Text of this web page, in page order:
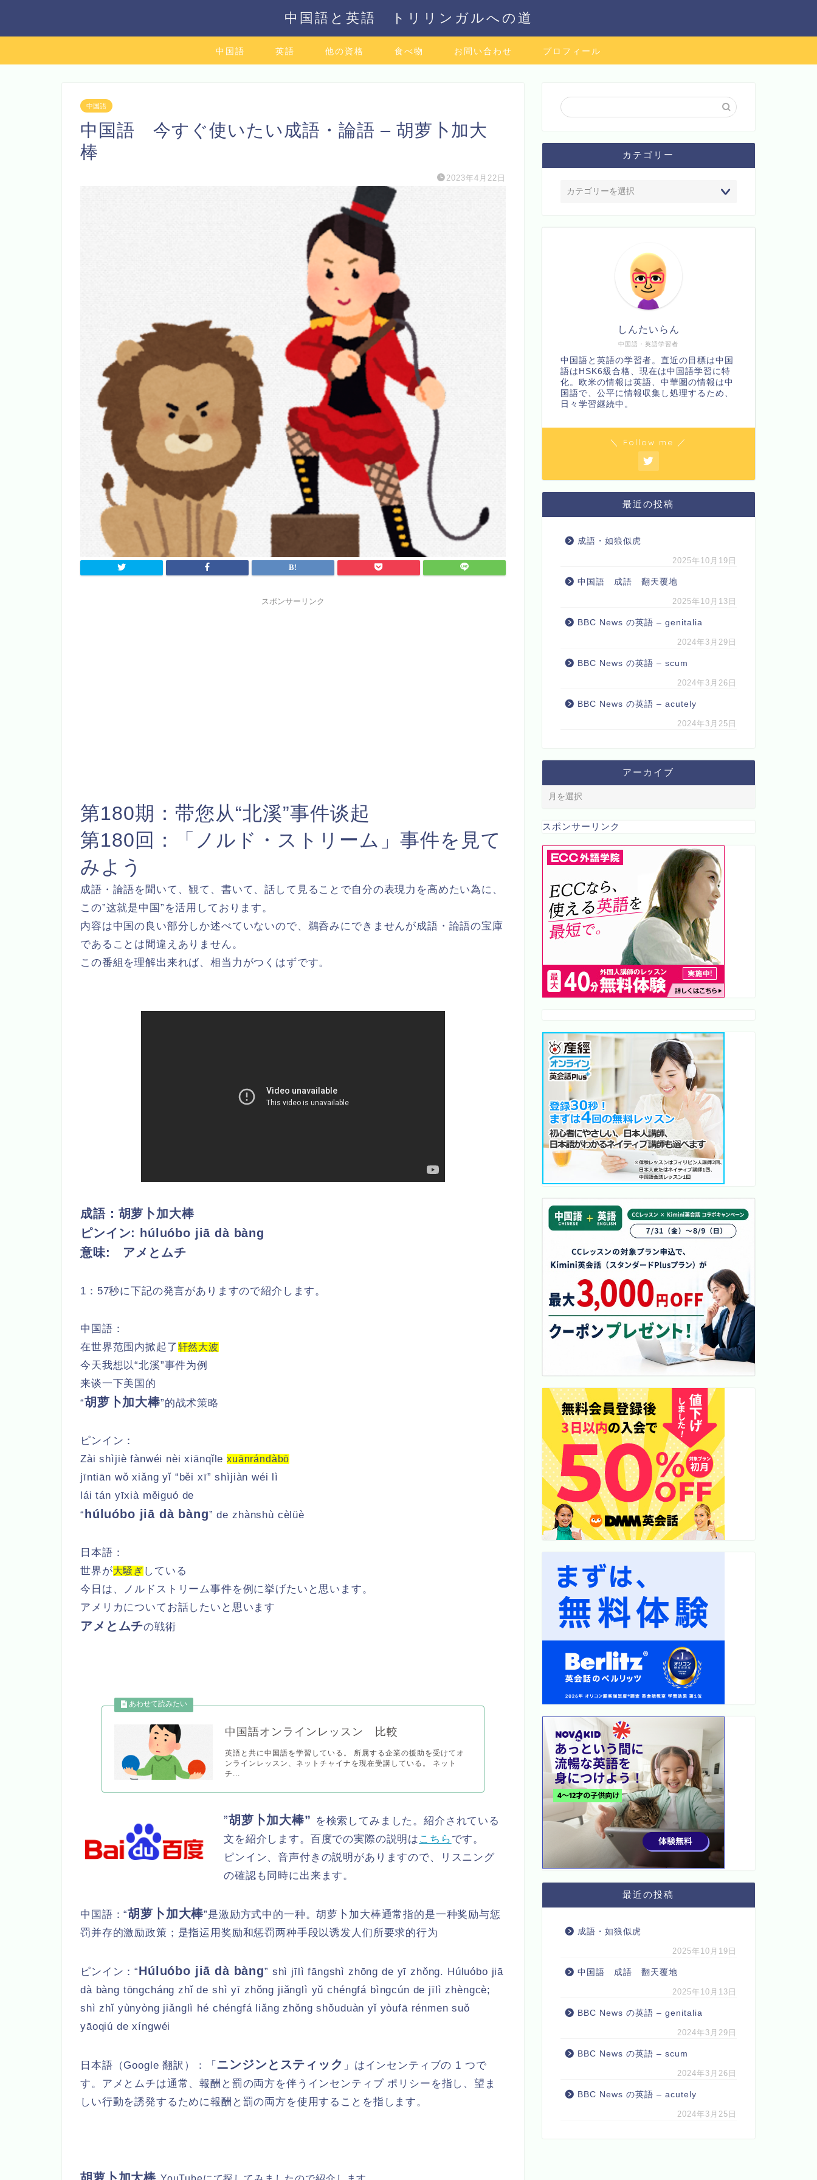
中国語と英語 トリリンガルへの道
中国語 英語 他の資格 食べ物 お問い合わせ プロフィール
中国語
中国語 今すぐ使いたい成語・論語 – 胡萝卜加大
棒
2023年4月22日
スポンサーリンク
第180期：带您从“北溪”事件谈起
第180回：「ノルド・ストリーム」事件を見て
みよう
成語・論語を聞いて、観て、書いて、話して見ることで自分の表現力を高めたい為に、
この”这就是中国”を活用しております。
内容は中国の良い部分しか述べていないので、鵜呑みにできませんが成語・論語の宝庫
であることは間違えありません。
この番組を理解出来れば、相当力がつくはずです。
成語： 胡萝卜加大棒
ピンイン:
húluóbo jiā dà bàng
意味: アメとムチ
1：57秒に下記の発言がありますので紹介します。
中国語：
在世界范围内掀起了轩然大波
今天我想以“北溪”事件为例
来谈一下美国的
“胡萝卜加大棒”的战术策略
ピンイン：
Zài shìjiè fànwéi nèi xiānqǐlexuānrándàbō
jīntiān wǒ xiǎng yǐ “běi xī” shìjiàn wéi lì
lái tán yīxià měiguó de
“ húluóbo jiā dà bàng” de zhànshù cèlüè
日本語：
世界が大騒ぎ している
今日は、ノルドストリーム事件を例に挙げたいと思います。
アメリカについてお話したいと思います
アメとムチの戦術
中国語オンラインレッスン 比較
英語と共に中国語を学習している。 所属する企業の援助を受けてオ
ンラインレッスン、ネットチャイナを現在受講している。 ネット
チ...
”胡萝卜加大棒” を検索してみました。紹介されている
文を紹介します。百度での実際の説明は こちら です。
ピンイン、音声付きの説明がありますので、リスニング
の確認も同時に出来ます。
中国語：“胡萝卜加大棒”是激励方式中的一种。胡萝卜加大棒通常指的是一种奖励与惩
罚并存的激励政策；是指运用奖励和惩罚两种手段以诱发人们所要求的行为
ピンイン：“Húluóbo jiā dà bàng” shì jīlì fāngshì zhōng de yī zhǒng. Húluóbo jiā
dà bàng tōngcháng zhǐ de shì yī zhǒng jiǎnglì yǔ chéngfá bìngcún de jīlì zhèngcè;
shì zhǐ yùnyòng jiǎnglì hé chéngfá liǎng zhǒng shǒuduàn yǐ yòufā rénmen suǒ
yāoqiú de xíngwéi
日本語（Google 翻訳）： 「 ニンジンとスティック 」はインセンティブの 1 つで
す。アメとムチは通常、報酬と罰の両方を伴うインセンティブ ポリシーを指し、望ま
しい行動を誘発するために報酬と罰の両方を使用することを指します。
カテゴリー
中国語・英語学習者
しんたいらん
中国語と英語の学習者。直近の目標は中国
語はHSK6級合格、現在は中国語学習に特
化。欧米の情報は英語、中華圏の情報は中
国語で、公平に情報収集し処理するため、
日々学習継続中。
＼ Follow me ／
最近の投稿
成語・如狼似虎
2025年10月19日
中国語 成語 翻天覆地
2025年10月13日
BBC News の英語 – genitalia
2024年3月29日
BBC News の英語 – scum
2024年3月26日
BBC News の英語 – acutely
2024年3月25日
アーカイブ
スポンサーリンク
最近の投稿
成語・如狼似虎
2025年10月19日
中国語 成語 翻天覆地
2025年10月13日
BBC News の英語 – genitalia
2024年3月29日
BBC News の英語 – scum
2024年3月26日
BBC News の英語 – acutely
2024年3月25日